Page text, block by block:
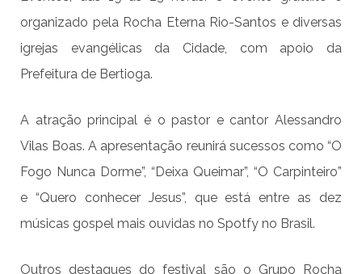
organizado pela Rocha Eterna Rio-Santos e diversas
igrejas evangélicas da Cidade, com apoio da
Prefeitura de Bertioga.
A atração principal é o pastor e cantor Alessandro
Vilas Boas. A apresentação reunirá sucessos como “O
Fogo Nunca Dorme”, “Deixa Queimar”, “O Carpinteiro”
e “Quero conhecer Jesus”, que está entre as dez
músicas gospel mais ouvidas no Spotfy no Brasil.
Outros destaques do festival são o Grupo Rocha